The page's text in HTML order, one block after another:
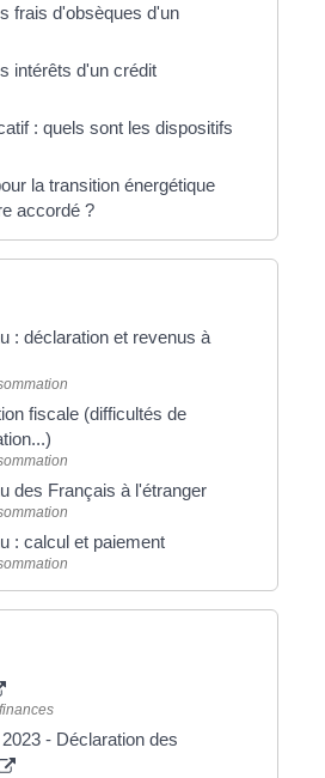
frais d'obsèques d'un
intérêts d'un crédit
: quels sont les dispositifs
la transition énergétique
accordé ?
: déclaration et revenus à
fiscale (difficultés de
des Français à l'étranger
: calcul et paiement
- Déclaration des